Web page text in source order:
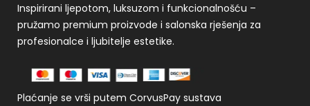
Inspirirani ljepotom, luksuzom i funkcionalnošću –
pružamo premium proizvode i salonska rješenja za
profesionalce i ljubitelje estetike.
Plaćanje se vrši putem CorvusPay sustava